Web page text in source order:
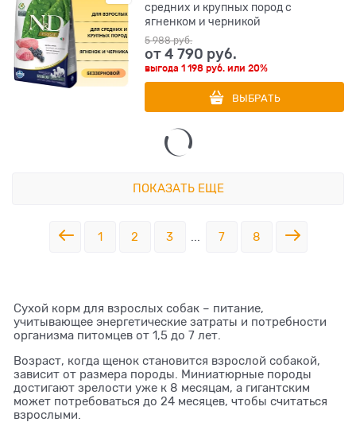
средних и крупных пород с
ягненком и черникой
5 988 руб.
от4 790 руб.
выгода1 198 руб. или20%
ВЫБРАТЬ
ПОКАЗАТЬ ЕЩЕ
1 2 3 7 8
Сухой корм для взрослых собак – питание,
учитывающее энергетические затраты и потребности
организма питомцев от 1,5 до 7 лет.
Возраст, когда щенок становится взрослой собакой,
зависит от размера породы. Миниатюрные породы
достигают зрелости уже к 8 месяцам, а гигантским
может потребоваться до 24 месяцев, чтобы считаться
взрослыми.